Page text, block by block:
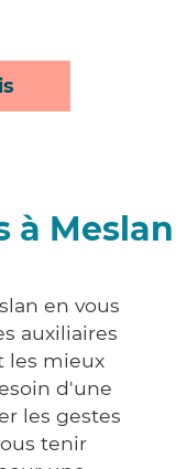
à Meslan
en vous
auxiliaires
les mieux
d'une
les gestes
tenir